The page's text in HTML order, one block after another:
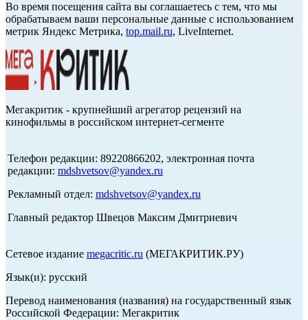
Во время посещения сайта вы соглашаетесь с тем, что мы
обрабатываем ваши персональные данные с использованием
метрик Яндекс Метрика, top.mail.ru, LiveInternet.
Мегакритик - крупнейший агрегатор рецензий на
кинофильмы в российском интернет-сегменте
Телефон редакции: 89220866202, электронная почта
редакции: mdshvetsov@yandex.ru
Рекламный отдел: mdshvetsov@yandex.ru
Главный редактор Швецов Максим Дмитриевич
Сетевое издание megacritic.ru (МЕГАКРИТИК.РУ)
Язык(и): русский
Перевод наименования (названия) на государственный язык
Российской Федерации: Мегакритик